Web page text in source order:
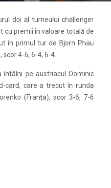
doi al turneului challenger
cu premii în valoare totală de
în primul tur de Bjorn Phau
4-6, 6-4, 6-4.
întâlni pe austriacul Dominic
card, care a trecut în runda
(Franţa), scor 3-6, 7-6